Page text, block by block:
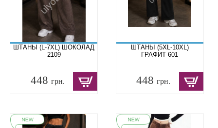
ШТАНЫ (L-7XL) ШОКОЛАД
2109
448 грн.
ШТАНЫ (5XL-10XL)
ГРАФИТ 601
448грн.